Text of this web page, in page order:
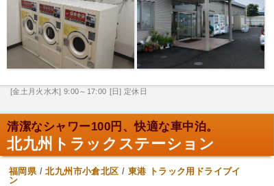
[金土月火水木] 9:00～17:00 [日] 定休日
清潔なシャワー100円、快適な車中泊。
北九州トラックステーション
福岡県/北九州市小倉北区 / 東港
トラック用ドライブイ
ン